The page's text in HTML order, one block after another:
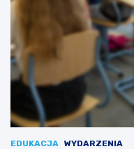
EDUKACJA WYDARZENIA